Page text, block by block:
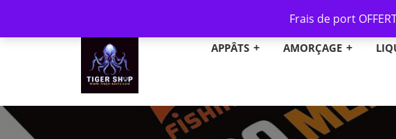
Frais de port OFFERT à partir de 49€ (colis inférieur à
APPÂTS AMORÇAGE
Frais de port